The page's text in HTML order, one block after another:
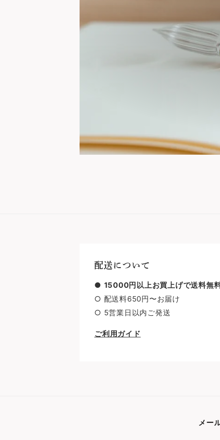
配送について
● 15000円以上お買上げで送料無
○ 配送料650円〜お届け
○ 5営業日以内ご発送
ご利用ガイド
メー